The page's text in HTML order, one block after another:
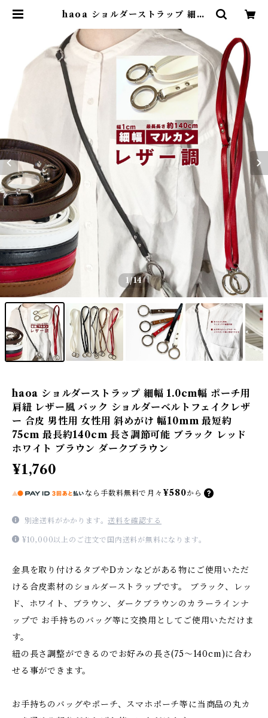
haoa ショルダーストラップ 細幅
ック ショルダーベルトフェイクレザ
ー 合皮 男性用 女性用 斜めがけ 幅1
0mm 最短約75cm 最長約140cm
長さ調節可能 ブラック レッド ホワ
イト ブラウン ダークブラウン | コ
モンママ
1/14
haoa ショルダーストラップ 細幅 1.0cm幅 ポーチ用
肩紐 レザー風 バック ショルダーベルトフェイクレザ
ー 合皮 男性用 女性用 斜めがけ 幅10mm 最短約
75cm 最長約140cm 長さ調節可能 ブラック レッド
ホワイト ブラウン ダークブラウン
¥1,760
なら 手数料無料で 月々 ¥580から
別途送料がかかります。送料を確認する
¥10,000以上のご注文で国内送料が無料になります。
金具を取り付けるタブやDカンなどがある物にご使用いただ
ける合皮素材のショルダーストラップです。 ブラック、レッ
ド、ホワイト、ブラウン、ダークブラウンのカラーラインナ
ップで お手持ちのバッグ等に交換用としてご使用いただけま
す。
紐の長さ調整ができるのでお好みの長さ(75～140cm)に合わ
せる事ができます。
お手持ちのバッグやポーチ、スマホポーチ等に当商品の丸カ